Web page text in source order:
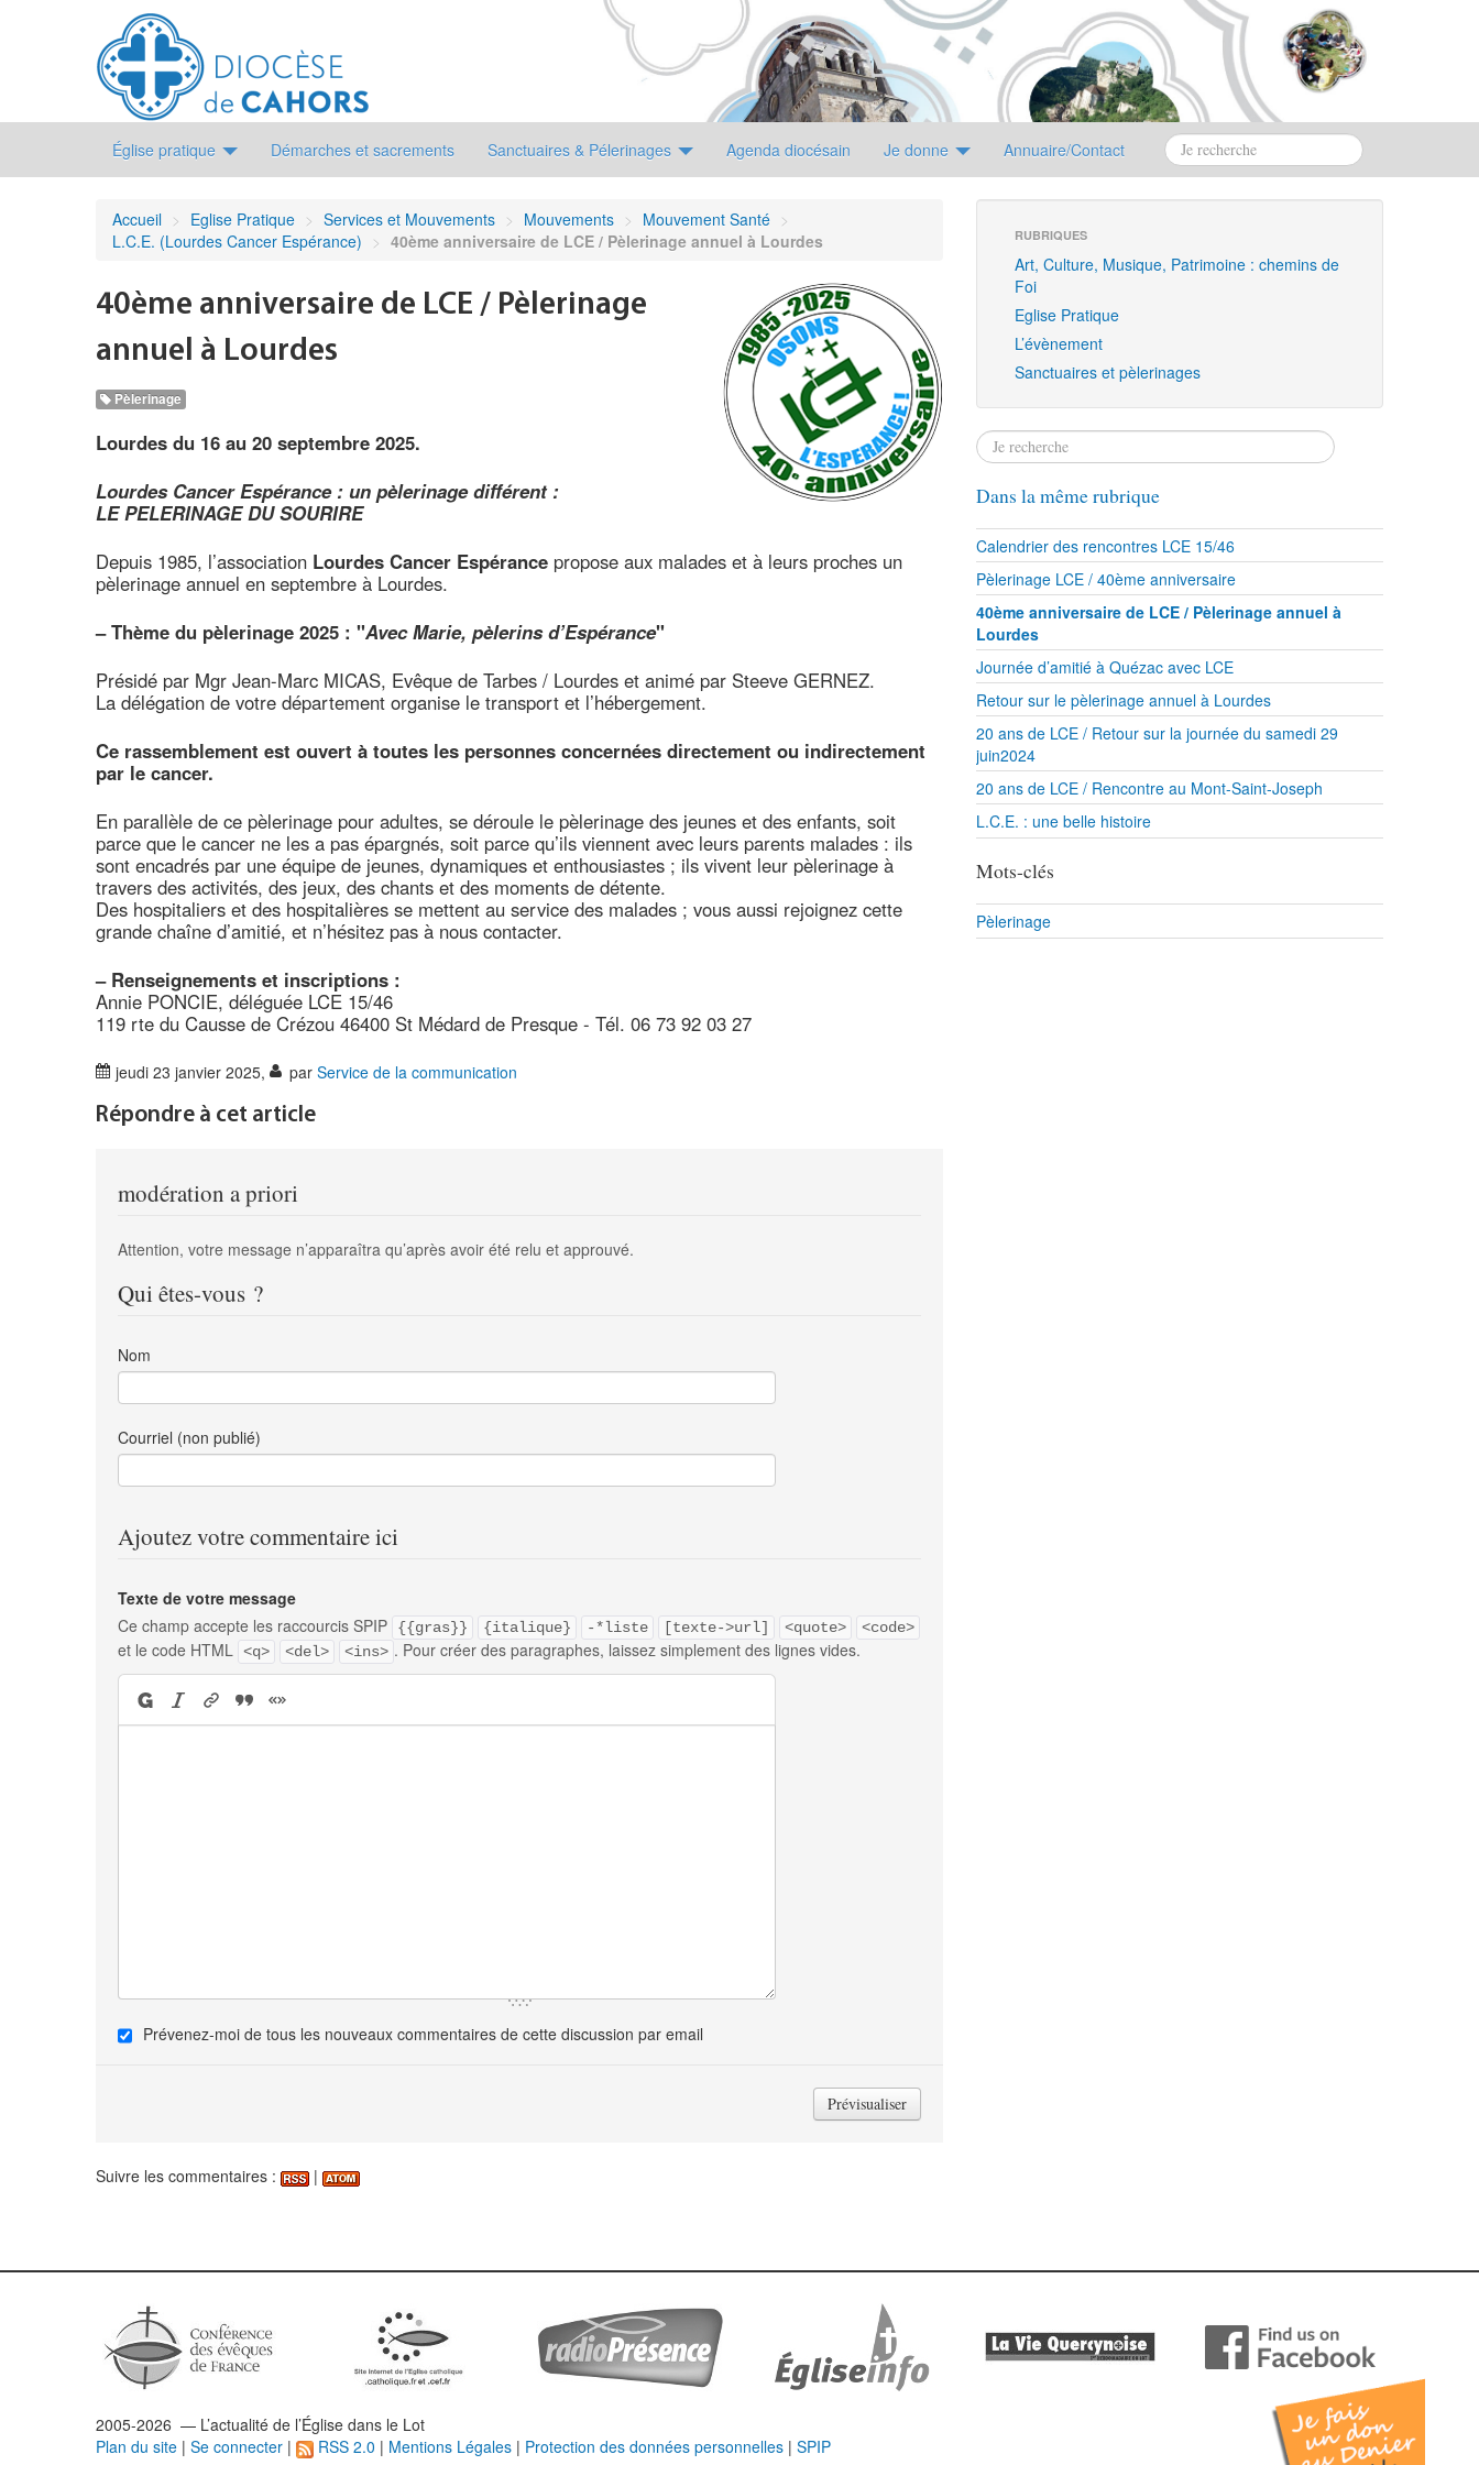
Église pratique Démarches et sacrements Sanctuaires & Pélerinages Agenda diocésain Je donne Annuaire/Contact
Accueil > Eglise Pratique > Services et Mouvements > Mouvements > Mouvement Santé >
L.C.E. (Lourdes Cancer Espérance) > 40ème anniversaire de LCE / Pèlerinage annuel à Lourdes
40ème anniversaire de LCE / Pèlerinage
annuel à Lourdes
Pèlerinage
Lourdes du 16 au 20 septembre 2025.
Lourdes Cancer Espérance : un pèlerinage différent :
LE PELERINAGE DU SOURIRE
Depuis 1985, l’association Lourdes Cancer Espérance propose aux malades et à leurs proches un
pèlerinage annuel en septembre à Lourdes.
– Thème du pèlerinage 2025 : "Avec Marie, pèlerins d’Espérance"
Présidé par Mgr Jean-Marc MICAS, Evêque de Tarbes / Lourdes et animé par Steeve GERNEZ.
La délégation de votre département organise le transport et l’hébergement.
Ce rassemblement est ouvert à toutes les personnes concernées directement ou indirectement
par le cancer.
En parallèle de ce pèlerinage pour adultes, se déroule le pèlerinage des jeunes et des enfants, soit
parce que le cancer ne les a pas épargnés, soit parce qu’ils viennent avec leurs parents malades : ils
sont encadrés par une équipe de jeunes, dynamiques et enthousiastes ; ils vivent leur pèlerinage à
travers des activités, des jeux, des chants et des moments de détente.
Des hospitaliers et des hospitalières se mettent au service des malades ; vous aussi rejoignez cette
grande chaîne d’amitié, et n’hésitez pas à nous contacter.
– Renseignements et inscriptions :
Annie PONCIE, déléguée LCE 15/46
119 rte du Causse de Crézou 46400 St Médard de Presque - Tél. 06 73 92 03 27
jeudi 23 janvier 2025, par Service de la communication
Répondre à cet article
modération a priori
Attention, votre message n’apparaîtra qu’après avoir été relu et approuvé.
Qui êtes-vous ?
Nom
Courriel (non publié)
Ajoutez votre commentaire ici
Texte de votre message
Ce champ accepte les raccourcis SPIP
{{gras}} {italique} -*liste [texte->url] <quote> <code>
et le code HTML <q> <del> <ins> . Pour créer des paragraphes, laissez simplement des lignes vides.
Prévenez-moi de tous les nouveaux commentaires de cette discussion par email
Suivre les commentaires : |
RUBRIQUES
Art, Culture, Musique, Patrimoine : chemins de
Foi
Eglise Pratique
L’évènement
Sanctuaires et pèlerinages
Dans la même rubrique
Calendrier des rencontres LCE 15/46
Pèlerinage LCE / 40ème anniversaire
40ème anniversaire de LCE / Pèlerinage annuel à
Lourdes
Journée d’amitié à Quézac avec LCE
Retour sur le pèlerinage annuel à Lourdes
20 ans de LCE / Retour sur la journée du samedi 29
juin2024
20 ans de LCE / Rencontre au Mont-Saint-Joseph
L.C.E. : une belle histoire
Mots-clés
Pèlerinage
2005-2026 — L’actualité de l’Église dans le Lot
Plan du site | Se connecter | RSS 2.0 | Mentions Légales | Protection des données personnelles | SPIP